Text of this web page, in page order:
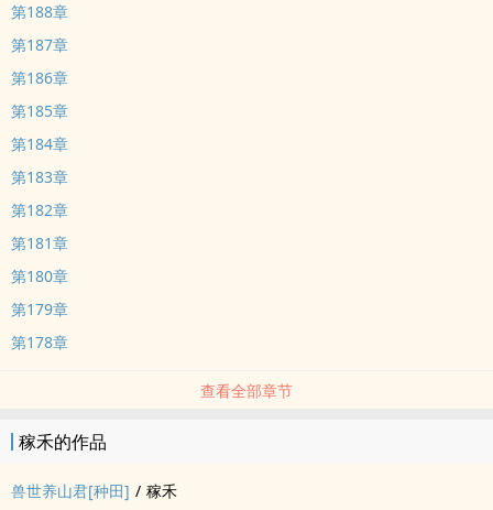
第188章
第187章
第186章
第185章
第184章
第183章
第182章
第181章
第180章
第179章
第178章
查看全部章节
稼禾的作品
兽世养山君[种田] / 稼禾